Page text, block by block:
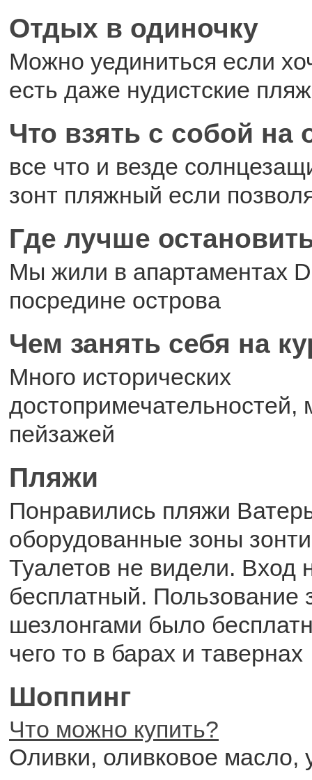
Отдых в одиночку
Можно уединиться если
есть даже нудистские
Что взять с собой на
все что и везде
зонт пляжный если
Где лучше
Мы жили в апартаментах
посредине острова
Чем занять себя на
Много исторических
достопримечательностей,
пейзажей
Пляжи
Понравились пляжи
оборудованные зоны
Туалетов не видели. Вход
бесплатный. Пользование
шезлонгами было
чего то в барах и тавернах
Шоппинг
Что можно купить?
Оливки, оливковое масло,